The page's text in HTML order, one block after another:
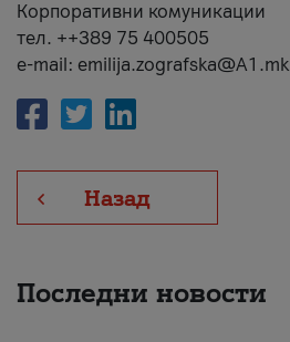
Корпоративни комуникации
тел. ++389 75 400505
e-mail: emilija.zografska@A1.mk
Назад
Последни новости